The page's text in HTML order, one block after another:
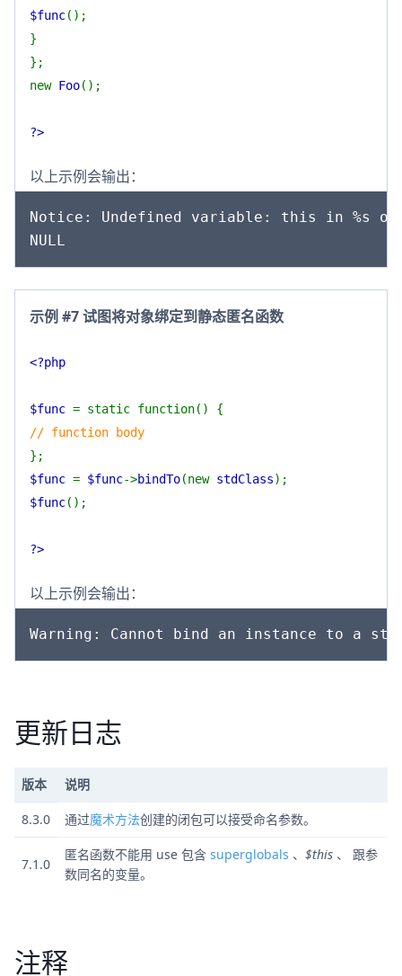
$func();
}
};
new Foo();
?>
以上示例会输出：
Notice: Undefined variable: this in %s on
示例 #7 试图将对象绑定到静态匿名函数
<?php
$func = static function() {
// function body
};
$func = $func->bindTo(new stdClass);
$func();
?>
以上示例会输出：
更新日志
版本 说明
8.3.0 通过魔术方法创建的闭包可以接受命名参数。
7.1.0
匿名函数不能用 use 包含 superglobals 、 $this 、 跟参
数同名的变量。
注释